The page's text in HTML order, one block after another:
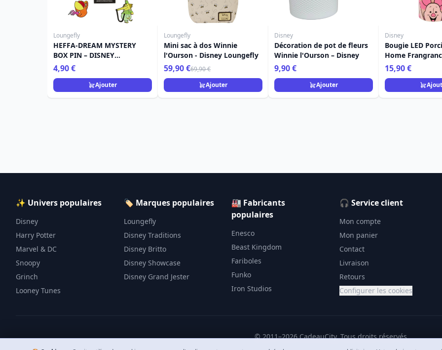
Loungefly
HEFFA-DREAM MYSTERY
BOX PIN – DISNEY
LOUNGEFLY WINNIE
L'OURSON
4,90 €
Ajouter
Loungefly
Mini sac à dos Winnie
l'Ourson - Disney Loungefly
59,90 €69,90 €
Ajouter
Disney
Décoration de pot de fleurs
Winnie l'Ourson – Disney
9,90 €
Ajouter
Disney
Bougie LED
Home
15,90 €
✨ Univers populaires
Disney
Harry Potter
Marvel & DC
Snoopy
Grinch
Looney Tunes
🏷️ Marques populaires
Loungefly
Disney Traditions
Disney Britto
Disney Showcase
Disney Grand Jester
🏭 Fabricants
populaires
Enesco
Beast Kingdom
Fariboles
Funko
Iron Studios
🎧 Service client
Mon compte
Mon panier
Contact
Livraison
Retours
Configurer les cookies
© 2011–2026 CadeauCity. Tous droits réservés.